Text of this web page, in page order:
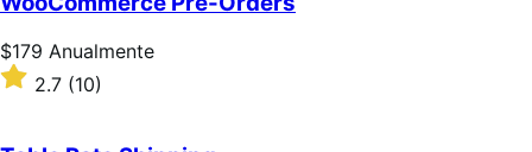
5
estrelas
Preço:
$179
Anualmente
$179 Anualmente
Classificado
com
de
2.7 (10)